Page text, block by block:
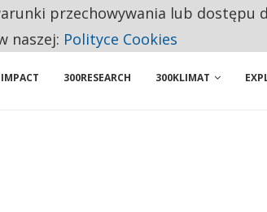
ZAKUPY
IMPACT 300RESEARCH 300KLIMAT
przechowywania lub dostępu
naszej: Polityce Cookies